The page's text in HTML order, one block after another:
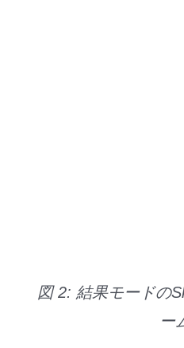
図 2: 結果モードの
ー